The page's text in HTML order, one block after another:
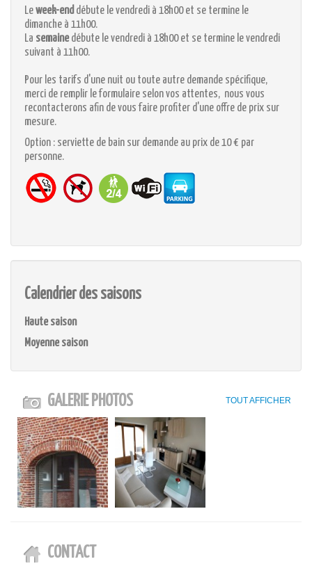
Leweek-end débute le vendredi à 18h00 et se termine le
dimanche à 11h00.
La semainedébute le vendredi à 18h00 et se termine le vendredi
suivant à 11h00.
Pour les tarifs d'une nuit ou toute autre demande spécifique,
merci de remplir le formulaire selon vos attentes, nous vous
recontacterons afin de vous faire profiter d'une offre de prix sur
mesure.
Option : serviette de bain sur demande au prix de 10 € par
personne.
Calendrier des saisons
Haute saison
Moyenne saison
GALERIE PHOTOS TOUT AFFICHER
CONTACT